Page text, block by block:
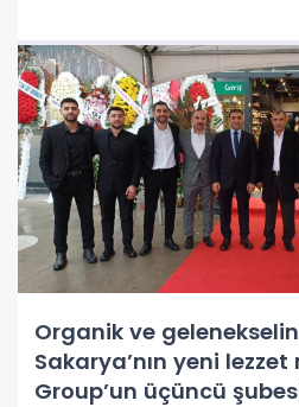
Organik ve
Sakarya’nın yeni
Group’un üçüncü